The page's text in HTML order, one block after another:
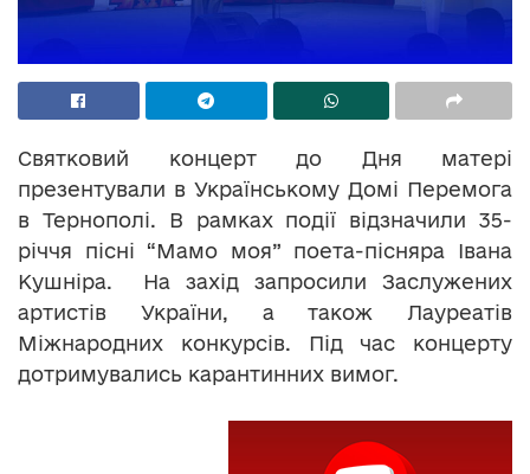
Святковий концерт до Дня матері
презентували в Українському Домі Перемога
в Тернополі. В рамках події відзначили 35-
річчя пісні “Мамо моя” поета-пісняра Івана
Кушніра. На захід запросили Заслужених
артистів України, а також Лауреатів
Міжнародних конкурсів. Під час концерту
дотримувались карантинних вимог.